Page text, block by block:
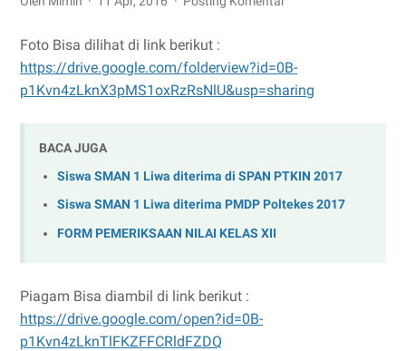
Foto Bisa dilihat di link berikut :
https://drive.google.com/folderview?id=0B-
p1Kvn4zLknX3pMS1oxRzRsNlU&usp=sharing
BACA JUGA
Siswa SMAN 1 Liwa diterima di SPAN PTKIN 2017
Siswa SMAN 1 Liwa diterima PMDP Poltekes 2017
FORM PEMERIKSAAN NILAI KELAS XII
Piagam Bisa diambil di link berikut :
https://drive.google.com/open?id=0B-
p1Kvn4zLknTlFKZFFCRldFZDQ